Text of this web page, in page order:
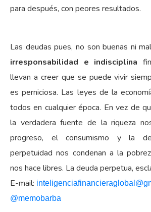
para después, con peores resultados.
Las deudas pues, no son buenas ni
irresponsabilidad e indisciplina
llevan a creer que se puede vivir
es perniciosa. Las leyes de la
todos en cualquier época. En vez de
la verdadera fuente de la riqueza
progreso, el consumismo y la
perpetuidad nos condenan a la
nos hace libres. La deuda perpetua,
E-mail: inteligenciafinancieraglobal@
@memobarba